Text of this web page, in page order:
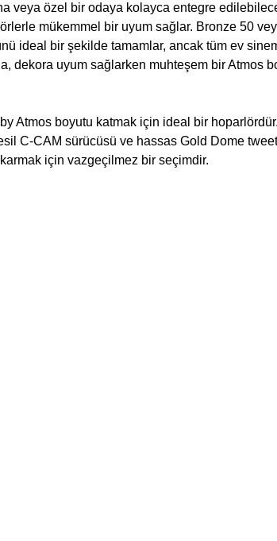
veya özel bir odaya kolayca entegre
mükemmel bir uyum sağlar. Bronze 50
ideal bir şekilde tamamlar, ancak tüm ev
dekora uyum sağlarken muhteşem bir Atmos
Atmos boyutu katmak için ideal bir hoparlördür.
C-CAM sürücüsü ve hassas Gold Dome
için vazgeçilmez bir seçimdir.